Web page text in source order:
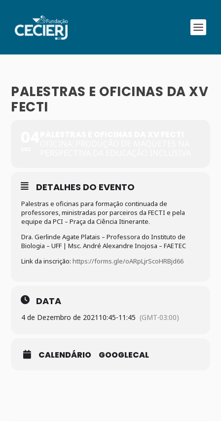
PALESTRAS E OFICINAS DA XV
FECTI
DETALHES DO EVENTO
Palestras e oficinas para formação continuada de
professores, ministradas por parceiros da FECTI e pela
equipe da PCI – Praça da Ciência Itinerante.
Dra. Gerlinde Agate Platais – Professora do Instituto de
Biologia – UFF | Msc. André Alexandre Inojosa – FAETEC
Link da inscrição:https://forms.gle/oARpLjrScoHRBjd66
DATA
4 de Dezembro de 2021 10:45-11:45 (GMT-03:00)
CALENDÁRIO GOOGLECAL